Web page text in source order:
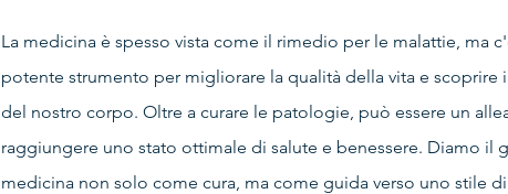
La medicina è spesso vista come il rimedio per le malattie, ma
potente strumento per migliorare la qualità della vita e scoprire
del nostro corpo. Oltre a curare le patologie, può essere un
raggiungere uno stato ottimale di salute e benessere. Diamo il
medicina non solo come cura, ma come guida verso uno stile di